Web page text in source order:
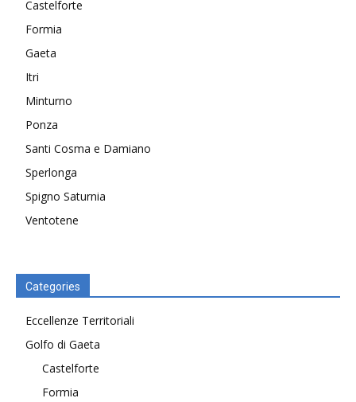
Castelforte
Formia
Gaeta
Itri
Minturno
Ponza
Santi Cosma e Damiano
Sperlonga
Spigno Saturnia
Ventotene
Categories
Eccellenze Territoriali
Golfo di Gaeta
Castelforte
Formia